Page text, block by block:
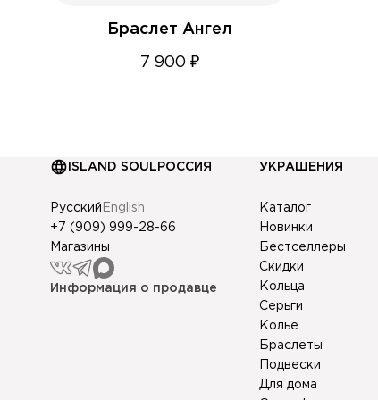
Браслет Ангел
7 900 ₽
ISLAND SOUL РОССИЯ
Русский English
+7 (909) 999-28-66
Магазины
Информация о продавце
УКРАШЕНИЯ
Каталог
Новинки
Бестселлеры
Скидки
Кольца
Серьги
Колье
Браслеты
Подвески
Для дома